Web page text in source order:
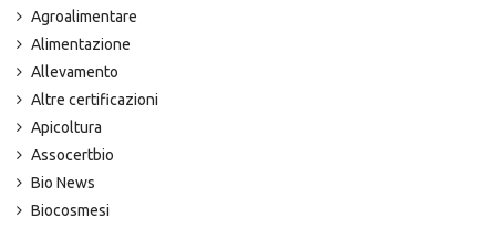
Agroalimentare
Alimentazione
Allevamento
Altre certificazioni
Apicoltura
Assocertbio
Bio News
Biocosmesi